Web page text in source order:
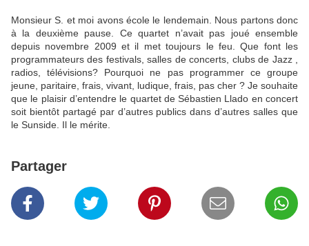
Monsieur S. et moi avons école le lendemain. Nous partons donc
à la deuxième pause. Ce quartet n’avait pas joué ensemble
depuis novembre 2009 et il met toujours le feu. Que font les
programmateurs des festivals, salles de concerts, clubs de Jazz ,
radios, télévisions? Pourquoi ne pas programmer ce groupe
jeune, paritaire, frais, vivant, ludique, frais, pas cher ? Je souhaite
que le plaisir d’entendre le quartet de Sébastien Llado en concert
soit bientôt partagé par d’autres publics dans d’autres salles que
le Sunside. Il le mérite.
Partager